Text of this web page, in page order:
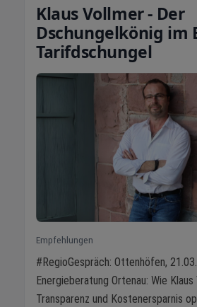
Klaus Vollmer - Der
Dschungelkönig im
Tarifdschungel
Empfehlungen
#RegioGespräch: Ottenhöfen,
Energieberatung Ortenau: Wie Klaus
Transparenz und Kostenersparnis